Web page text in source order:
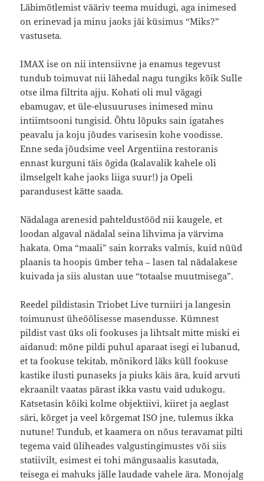
Läbimõtlemist vääriv teema muidugi, aga inimesed
on erinevad ja minu jaoks jäi küsimus “Miks?”
vastuseta.
IMAX ise on nii intensiivne ja enamus tegevust
tundub toimuvat nii lähedal nagu tungiks kõik Sulle
otse ilma filtrita ajju. Kohati oli mul vägagi
ebamugav, et üle-elusuuruses inimesed minu
intiimtsooni tungisid. Õhtu lõpuks sain igatahes
peavalu ja koju jõudes varisesin kohe voodisse.
Enne seda jõudsime veel Argentiina restoranis
ennast kurguni täis õgida (kalavalik kahele oli
ilmselgelt kahe jaoks liiga suur!) ja Opeli
parandusest kätte saada.
Nädalaga arenesid pahteldustööd nii kaugele, et
loodan algaval nädalal seina lihvima ja värvima
hakata. Oma “maali” sain korraks valmis, kuid nüüd
plaanis ta hoopis ümber teha – lasen tal nädalakese
kuivada ja siis alustan uue “totaalse muutmisega”.
Reedel pildistasin Triobet Live turniiri ja langesin
toimunust üheöölisesse masendusse. Kümnest
pildist vast üks oli fookuses ja lihtsalt mitte miski ei
aidanud: mõne pildi puhul aparaat isegi ei lubanud,
et ta fookuse tekitab, mõnikord läks küll fookuse
kastike ilusti punaseks ja piuks käis ära, kuid arvuti
ekraanilt vaatas pärast ikka vastu vaid udukogu.
Katsetasin kõiki kolme objektiivi, kiiret ja aeglast
säri, kõrget ja veel kõrgemat ISO jne, tulemus ikka
nutune! Tundub, et kaamera on nõus teravamat pilti
tegema vaid üliheades valgustingimustes või siis
statiivilt, esimest ei tohi mängusaalis kasutada,
teisega ei mahuks jälle laudade vahele ära. Monojalg